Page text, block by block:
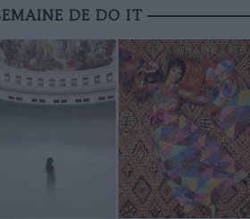
DE DO IT